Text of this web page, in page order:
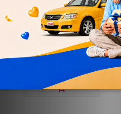
新北市-桃園機場接送
機(商務型七人座房車)
NT$1,200 ~ NT$...
NT$2,750